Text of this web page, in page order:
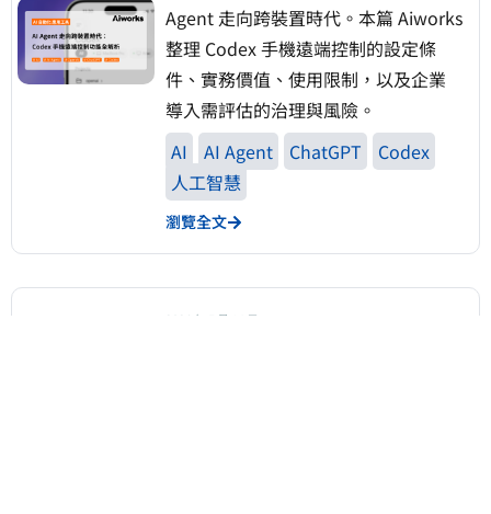
Agent 走向跨裝置時代。本篇 Aiworks
整理 Codex 手機遠端控制的設定條
件、實務價值、使用限制，以及企業
導入需評估的治理與風險。
AI
AI Agent ChatGPT
Codex
人工智慧
瀏覽全文
2026 年 5 月 14 日